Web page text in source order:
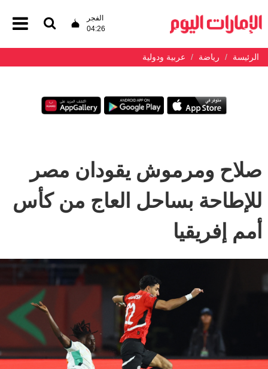
الفجر
04:26
الرئيسة رياضة عربية ودولية
صلاح ومرموش يقودان مصر
للإطاحة بساحل العاج من كأس
أمم إفريقيا